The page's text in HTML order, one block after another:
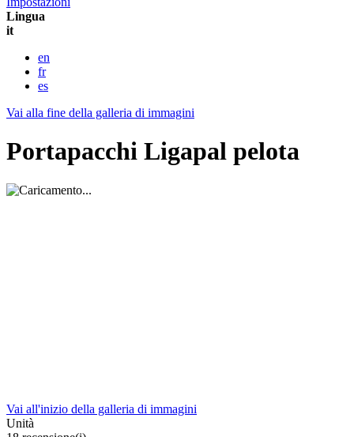
Lingua
it
en
fr
es
Vai alla fine della galleria di immagini
Portapacchi Ligapal pelota
Vai all'inizio della galleria di immagini
Unità